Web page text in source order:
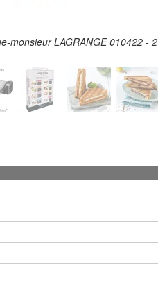
monsieur LAGRANGE 010422 - 2